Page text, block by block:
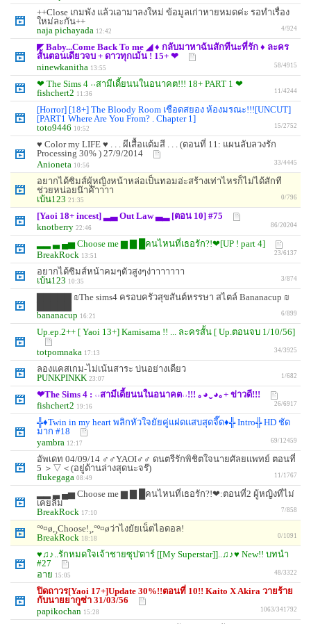
++Close เกมพัง แล้วเอามาลงใหม่ ข้อมูลเก่าหายหมดค่ะ รอทำเรื่อง
ใหม่ละกัน++
naja pichayada 12:42 4/924
◤ Baby...Come Back To me ◢ ♦ กลับมาหาฉันสักทีนะที่รัก ♦ ละคร
สั้นตอนเดียวจบ + ดาวทุกเม้น ! 15+ ❤
ninewkanitha 13:55 58/4915
❤ The Sims 4 ˓˒สามีเดี้ยนนในอนาคต!!! 18+ PART 1 ❤
fishchert2 11:36 11/4244
[Horror] [18+] The Bloody Room เชือดสยอง ห้องมรณะ!!![UNCUT]
[PART1 Where Are You From? . Chapter 1]
toto9446 10:52 15/2752
♥ Color my LIFE ♥ . . . ผีเสื้อแต้มสี . . . (ตอนที่ 11: แผนลับลวงรัก
Processing 30% ) 27/9/2014
Anioneta 10:56 33/4445
อยากได้ซิมส์ผู้หญิงหน้าหล่อเป็นทอมอ่ะสร้างเท่าไหรก็ไม่ได้สักที
ช่วยหน่อยน๊าค๊าาาา
เบ้น123 21:35 0/796
[Yaoi 18+ incest] ▂▃ Out Law ▃▂ [ตอน 10] #75
knotberry 22:46 86/20204
▂▂ ▃ ▄▅ Choose me ▆ ▇ █คนไหนที่เธอรัก?!❤[UP ! part 4]
BreakRock 13:51 23/6137
อยากได้ซิมส์หน้าคมๆตัวสูงๆง่าาาาาาา
เบ้น123 10:35 3/874
▇▇▇▇▇ ₪The sims4 ครอบครัวสุขสันต์หรรษา สไตล์ Bananacup ₪
bananacup 16:21 6/899
Up.ep.2++ [ Yaoi 13+] Kamisama !! ... ละครสั้น [ Up.ตอนจบ 1/10/56]
totpomnaka 17:13 34/3925
ลองแคสเกม-ไม่เน้นสาระ บ่นอย่างเดียว
PUNKPINKK 23:07 1/682
❤The Sims 4 : ˓˒สามีเดี้ยนนในอนาคต˓˒!!! ｡◕‿◕｡+ ข่าวดี!!!
fishchert2 19:16 26/6917
╬♦Twin in my heart พลิกหัวใจยัยคู่แฝดแสบสุดจี๊ด♦╬ Intro╬ HD ชัด
มาก #18
yambra 12:17 69/12459
อัพเดท 04/09/14 ♂♂YAOI♂♂ ดนตรีรักพิชิตใจนายศัลยแพทย์ ตอนที่
5 ＞▽＜(อยู่ด้านล่างสุดนะจร๊)
flukegaga 08:49 11/1767
▂▂ ▃ ▄▅ Choose me ▆ ▇ █คนไหนที่เธอรัก?!❤:ตอนที่2 ผู้หญิงที่ไม่
เคยลืม
BreakRock 17:10 7/858
°º¤ø,¸Choose!¸,°º¤øว่าไงยัยเน็ตไอดอล!
BreakRock 18:18 0/1091
♥♫♪..รักหมดใจเจ้าชายซุป'ตาร์ [[My Superstar]]..♫♪♥ New!! บทนำ
#27
อาย 15:05 48/3322
ปิดถาวร[Yaoi 17+]Update 30%!!ตอนที่ 10!! Kaito X Akira วายร้าย
กับนายยากูซ่า 31/03/56
papikochan 15:28 1063/341792